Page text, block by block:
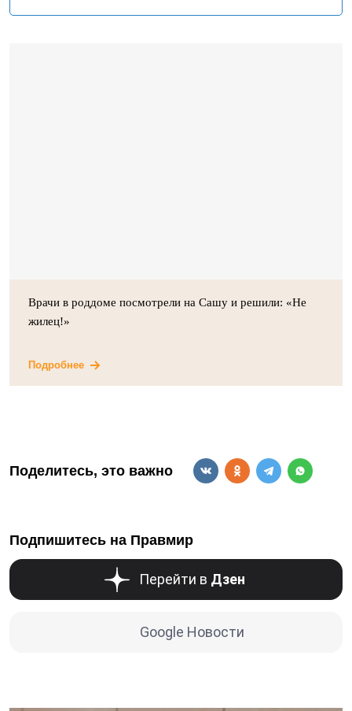
Врачи в роддоме посмотрели на Сашу и решили: «Не
жилец!»
Подробнее
Поделитесь, это важно
Подпишитесь на Правмир
Перейти в Дзен
Google Новости